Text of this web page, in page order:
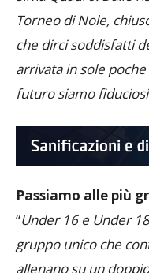
Silvia Quadro. Dalle
Torneo di Nole,
che dirci soddisfatti
arrivata in sole
Passiamo alle più
gruppo unico che